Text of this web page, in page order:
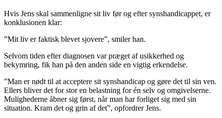
Hvis Jens skal sammenligne sit liv før og efter synshandicappet, er
konklusionen klar:
”Mit liv er faktisk blevet sjovere”, smiler han.
Selvom tiden efter diagnosen var præget af usikkerhed og
bekymring, fik han på den anden side en vigtig erkendelse.
”Man er nødt til at acceptere sit synshandicap og gøre det til sin ven.
Ellers bliver det for stor en belastning for én selv og omgivelserne.
Mulighederne åbner sig først, når man har forliget sig med sin
situation. Kram det og grin af det”, opfordrer Jens.